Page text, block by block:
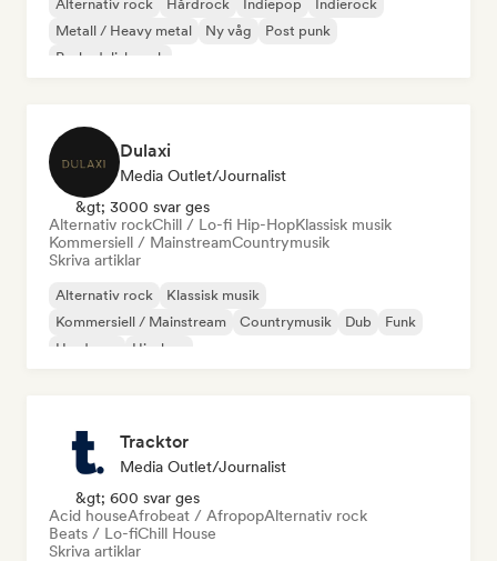
Alternativ rock Hårdrock Indiepop
Indierock
Metall / Heavy metal
Ny våg
Post punk
Psykedelisk rock
Dulaxi
Media Outlet/Journalist
&gt; 3000 svar ges
Alternativ rockChill / Lo-fi Hip-HopKlassisk musik
Kommersiell / MainstreamCountrymusik
Skriva artiklar
Alternativ rock
Klassisk musik
Kommersiell / Mainstream
Countrymusik Dub
Funk
Hardcore
Hip-hop
Tracktor
Media Outlet/Journalist
&gt; 600 svar ges
Acid houseAfrobeat / AfropopAlternativ rock
Beats / Lo-fiChill House
Skriva artiklar